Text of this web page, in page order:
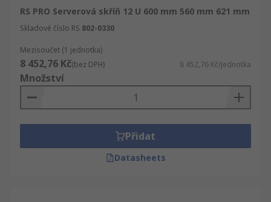
RS PRO Serverová skříň 12 U 600 mm 560 mm 621 mm
Skladové číslo RS 802-0330
Mezisoučet (1 jednotka)
8 452,76 Kč(bez DPH) 8 452,76 Kč/jednotka
Množství
Přidat
Datasheets